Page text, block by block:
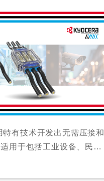
有技术开发出无需压接和
用于包括工业设备、民…